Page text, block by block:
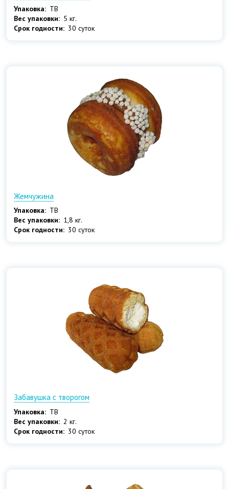
Упаковка: ТВ
Вес упаковки: 5 кг.
Срок годности: 30 суток
Жемчужина
Упаковка: ТВ
Вес упаковки: 1,8 кг.
Срок годности: 30 суток
Забавушка с творогом
Упаковка: ТВ
Вес упаковки: 2 кг.
Срок годности: 30 суток